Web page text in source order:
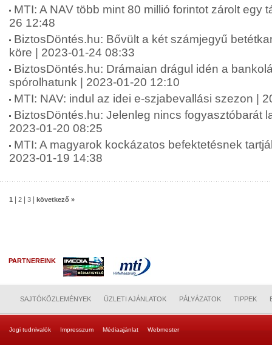
MTI: A NAV több mint 80 millió forintot zárolt egy
26 12:48
BiztosDöntés.hu: Bővült a két számjegyű
köre | 2023-01-24 08:33
BiztosDöntés.hu: Drámaian drágul idén a
spórolhatunk | 2023-01-20 12:10
MTI: NAV: indul az idei e-szjabevallási szezon |
BiztosDöntés.hu: Jelenleg nincs fogyasztóbarát
2023-01-20 08:25
MTI: A magyarok kockázatos befektetésnek
2023-01-19 14:38
1 2 3 következő »
PARTNEREINK
SAJTÓKÖZLEMÉNYEK ÜZLETI AJÁNLATOK PÁLYÁZATOK TIPPEK
Jogi tudnivalók Impresszum Médiaajánlat Webmester